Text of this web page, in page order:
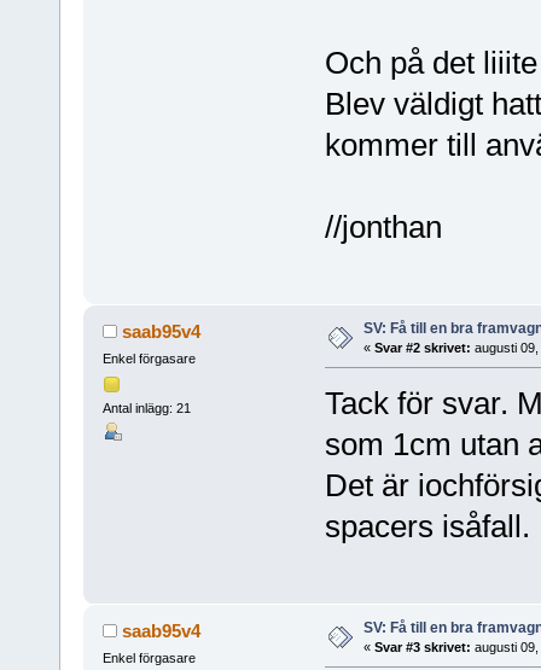
Och på det
Blev väldigt
kommer till
//jonthan
saab95v4
Enkel förgasare
Antal inlägg: 21
SV: Få till en bra
« Svar #2 skrivet: augusti
Tack för svar.
som 1cm utan
Det är
spacers isåfall.
saab95v4
Enkel förgasare
SV: Få till en bra
« Svar #3 skrivet: augusti